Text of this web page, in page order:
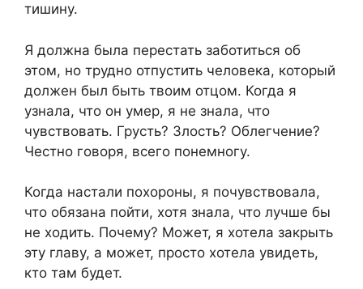
тишину.
Я должна была перестать заботиться об
этом, но трудно отпустить человека, который
должен был быть твоим отцом. Когда я
узнала, что он умер, я не знала, что
чувствовать. Грусть? Злость? Облегчение?
Честно говоря, всего понемногу.
Когда настали похороны, я почувствовала,
что обязана пойти, хотя знала, что лучше бы
не ходить. Почему? Может, я хотела закрыть
эту главу, а может, просто хотела увидеть,
кто там будет.